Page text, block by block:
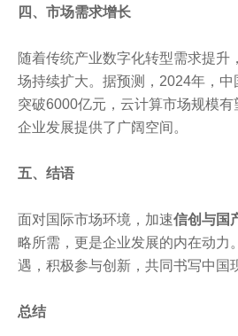
四、市场需求增长
随着传统产业数字化转型需求提升
场持续扩大。据预测，2024年，
突破6000亿元，云计算市场规模
企业发展提供了广阔空间。
五、结语
面对国际市场环境，加速信创与国
略所需，更是企业发展的内在动力
遇，积极参与创新，共同书写中国
总结